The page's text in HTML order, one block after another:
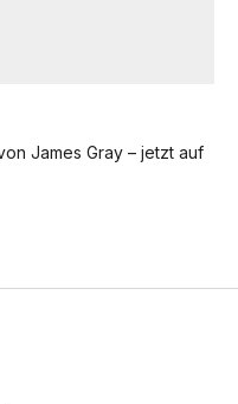
James Gray – jetzt auf